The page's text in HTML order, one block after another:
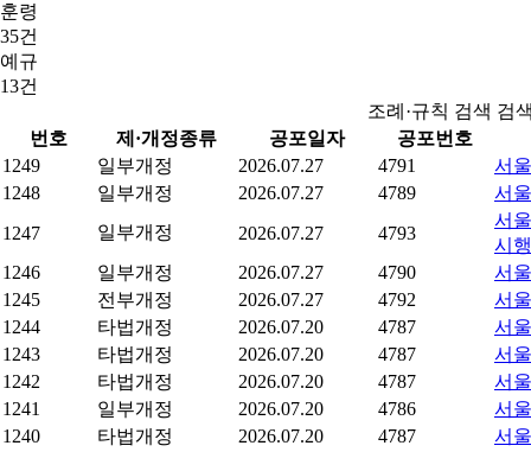
훈령
35건
예규
13건
조례·규칙 검색 검
번호
제·개정종류 공포일자
공포번호
1249
일부개정 2026.07.27 4791
서
1248
일부개정 2026.07.27 4789
서
1247
일부개정 2026.07.27 4793
서
시
1246
일부개정 2026.07.27 4790
서
1245
전부개정 2026.07.27 4792
서
1244
타법개정 2026.07.20 4787
서
1243
타법개정 2026.07.20 4787
서
1242
타법개정 2026.07.20 4787
서
1241
일부개정 2026.07.20 4786
서
1240
타법개정 2026.07.20 4787
서